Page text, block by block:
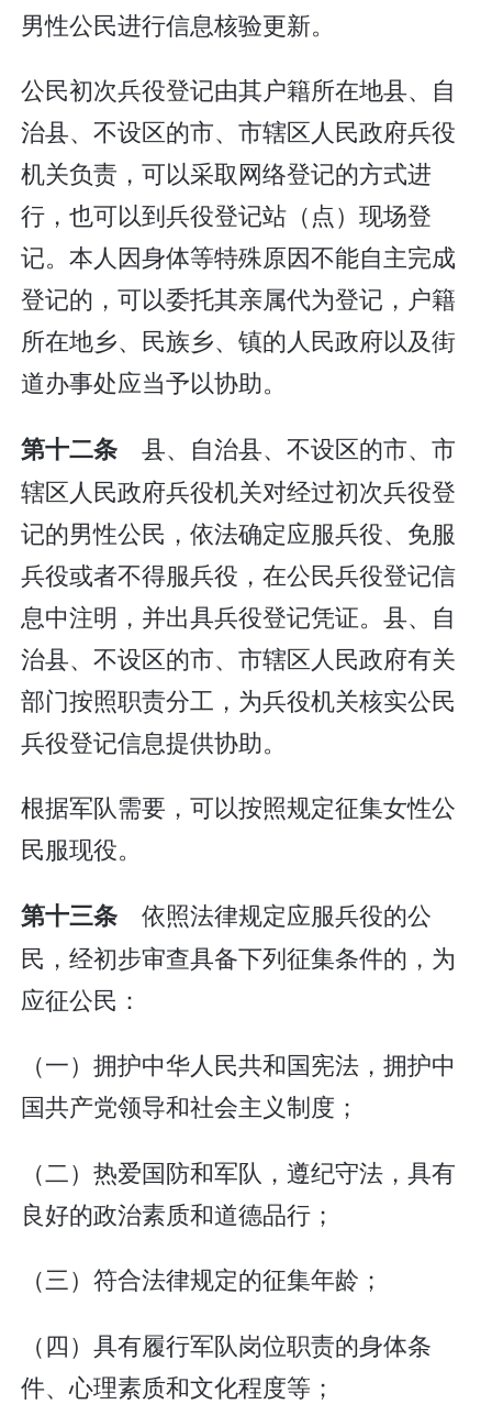
男性公民进行信息核验更新。
公民初次兵役登记由其户籍所在地县、自
治县、不设区的市、市辖区人民政府兵役
机关负责，可以采取网络登记的方式进
行，也可以到兵役登记站（点）现场登
记。本人因身体等特殊原因不能自主完成
登记的，可以委托其亲属代为登记，户籍
所在地乡、民族乡、镇的人民政府以及街
道办事处应当予以协助。
第十二条 县、自治县、不设区的市、市
辖区人民政府兵役机关对经过初次兵役登
记的男性公民，依法确定应服兵役、免服
兵役或者不得服兵役，在公民兵役登记信
息中注明，并出具兵役登记凭证。县、自
治县、不设区的市、市辖区人民政府有关
部门按照职责分工，为兵役机关核实公民
兵役登记信息提供协助。
根据军队需要，可以按照规定征集女性公
民服现役。
第十三条 依照法律规定应服兵役的公
民，经初步审查具备下列征集条件的，为
应征公民：
（一）拥护中华人民共和国宪法，拥护中
国共产党领导和社会主义制度；
（二）热爱国防和军队，遵纪守法，具有
良好的政治素质和道德品行；
（三）符合法律规定的征集年龄；
（四）具有履行军队岗位职责的身体条
件、心理素质和文化程度等；